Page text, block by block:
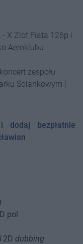
- X Zlot Fiata 126p i
Aeroklubu
zespołu
Solankowym |
dodaj bezpłatnie
pol
2D dubbing